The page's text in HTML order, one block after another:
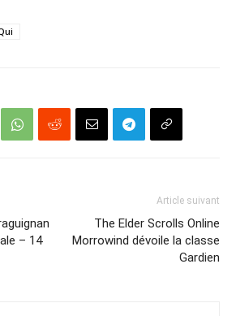
– 14
Article suivant
The Elder Scrolls Online
Morrowind dévoile la classe
Gardien